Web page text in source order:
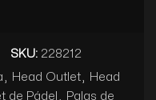
SKU: 228212
Head Outlet
Head
de Pádel
Palas de